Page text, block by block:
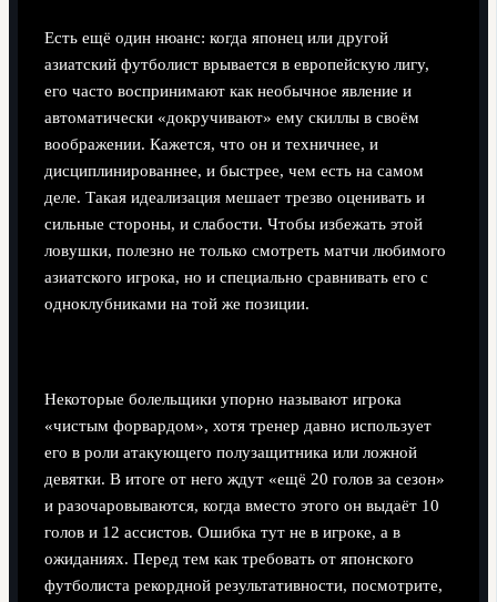
Есть ещё один нюанс: когда японец или другой
азиатский футболист врывается в европейскую лигу,
его часто воспринимают как необычное явление и
автоматически «докручивают» ему скиллы в своём
воображении. Кажется, что он и техничнее, и
дисциплинированнее, и быстрее, чем есть на самом
деле. Такая идеализация мешает трезво оценивать и
сильные стороны, и слабости. Чтобы избежать этой
ловушки, полезно не только смотреть матчи любимого
азиатского игрока, но и специально сравнивать его с
одноклубниками на той же позиции.
Некоторые болельщики упорно называют игрока
«чистым форвардом», хотя тренер давно использует
его в роли атакующего полузащитника или ложной
девятки. В итоге от него ждут «ещё 20 голов за сезон»
и разочаровываются, когда вместо этого он выдаёт 10
голов и 12 ассистов. Ошибка тут не в игроке, а в
ожиданиях. Перед тем как требовать от японского
футболиста рекордной результативности, посмотрите,